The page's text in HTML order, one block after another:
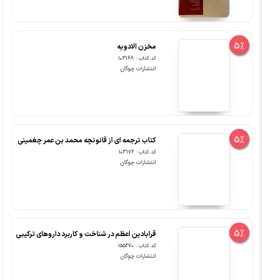
5% مخزن الادویه
کد کتاب : 103168
انتشارات چوگان
5% کتاب ترجمه ای از قانونچه محمد بن عمر چغمینی
کد کتاب : 103172
انتشارات چوگان
5% قرابادین اعظم در شناخت و کاربرد داروهای ترکیبی
کد کتاب : 155270
انتشارات چوگان